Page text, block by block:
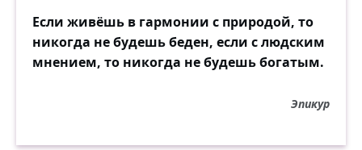
Если живёшь в гармонии с природой, то
никогда не будешь беден, если с людским
мнением, то никогда не будешь богатым.
Эпикур